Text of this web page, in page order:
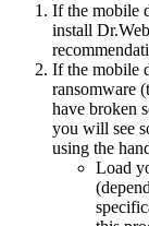
If the mobile
install
If the mobile
ransomware
have broken
you will see
using the
Load